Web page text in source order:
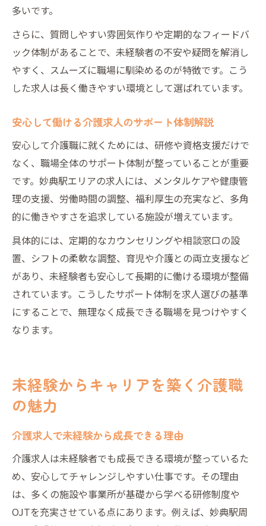
多いです。
さらに、質問しやすい雰囲気作りや定期的なフィードバ
ック体制があることで、未経験者の不安や疑問を解消し
やすく、スムーズに職場に馴染めるのが特徴です。こう
した求人は長く働きやすい環境として選ばれています。
安心して働ける介護求人のサポート体制解説
安心して介護職に就くためには、研修や資格支援だけで
なく、職場全体のサポート体制が整っていることが重要
です。妙典駅エリアの求人には、メンタルケアや健康管
理の支援、労働時間の調整、福利厚生の充実など、多角
的に働きやすさを追求している施設が増えています。
具体的には、定期的なカウンセリングや相談窓口の設
置、シフトの柔軟な調整、育児や介護との両立支援など
があり、未経験者も安心して長期的に働ける環境が整備
されています。こうしたサポート体制を求人選びの基準
にすることで、無理なく成長できる職場を見つけやすく
なります。
未経験からキャリアを築く介護職
の魅力
介護求人で未経験から成長できる理由
介護求人は未経験者でも成長できる環境が整っているた
め、安心してチャレンジしやすい仕事です。その理由
は、多くの施設や事業所が基礎から学べる研修制度や
OJTを充実させている点にあります。例えば、妙典駅周